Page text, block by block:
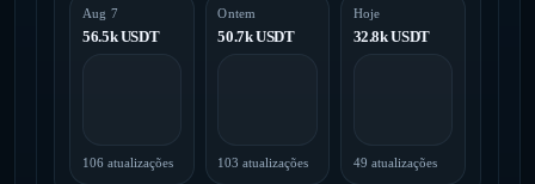
Aug 7
56.5k USDT
106 atualizações
Ontem
50.7k USDT
103 atualizações
Hoje
32.8k USDT
49 atualizações